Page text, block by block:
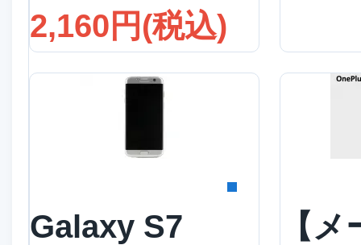
2,160円(税込)
Galaxy S7
【